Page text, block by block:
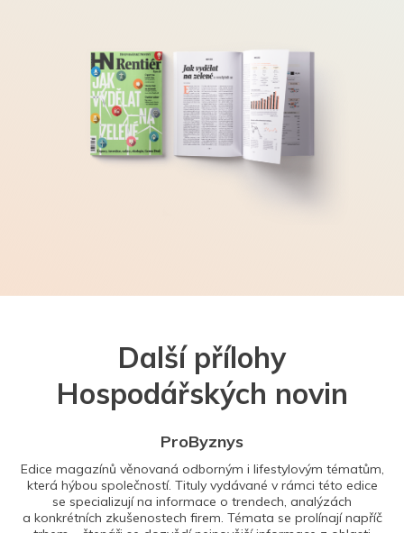
Další přílohy
Hospodářských novin
ProByznys
Edice magazínů věnovaná odborným i lifestylovým tématům,
která hýbou společností. Tituly vydávané v rámci této edice
se specializují na informace o trendech, analýzách
a konkrétních zkušenostech firem. Témata se prolínají napříč